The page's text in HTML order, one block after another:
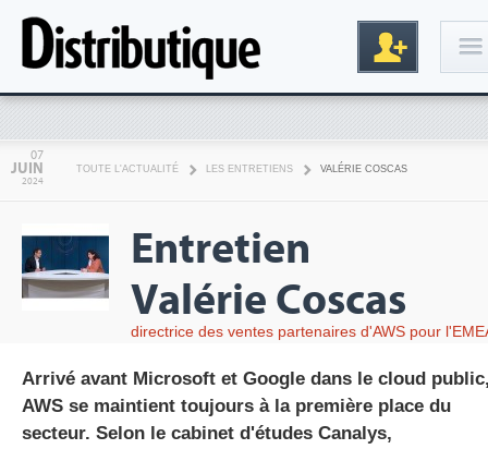
07
JUIN
2024
TOUTE L'ACTUALITÉ LES ENTRETIENS VALÉRIE COSCAS
Entretien
Valérie Coscas
directrice des ventes partenaires d'AWS pour
Arrivé avant Microsoft et Google dans le cloud
AWS se maintient toujours à la première place du
secteur. Selon le cabinet d'études Canalys,